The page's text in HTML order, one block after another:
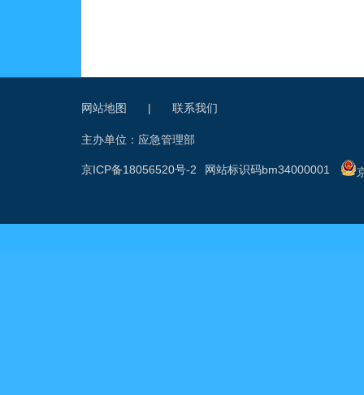
网站地图 | 联系我们
主办单位：应急管理部
网站标识码bm34000001
京ICP备18056520号-2